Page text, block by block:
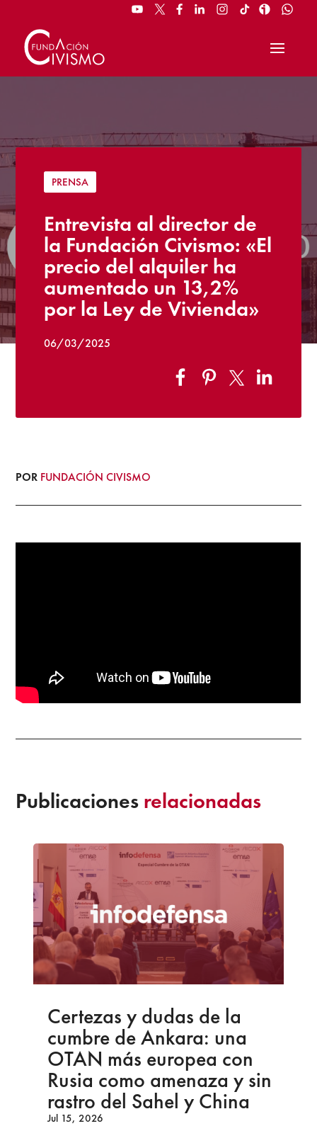
PRENSA
Entrevista al director de
la Fundación Civismo: «El
precio del alquiler ha
aumentado un 13,2%
por la Ley de Vivienda»
06/03/2025
POR FUNDACIÓN CIVISMO
Publicaciones relacionadas
Certezas y dudas de la
cumbre de Ankara: una
OTAN más europea con
Rusia como amenaza y sin
rastro del Sahel y China
Jul 15, 2026